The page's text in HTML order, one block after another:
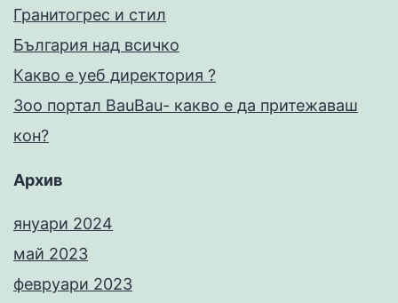
Гранитогрес и стил
България над всичко
Какво е уеб директория ?
Зоо портал BauBau- какво е да притежаваш
кон?
Архив
януари 2024
май 2023
февруари 2023